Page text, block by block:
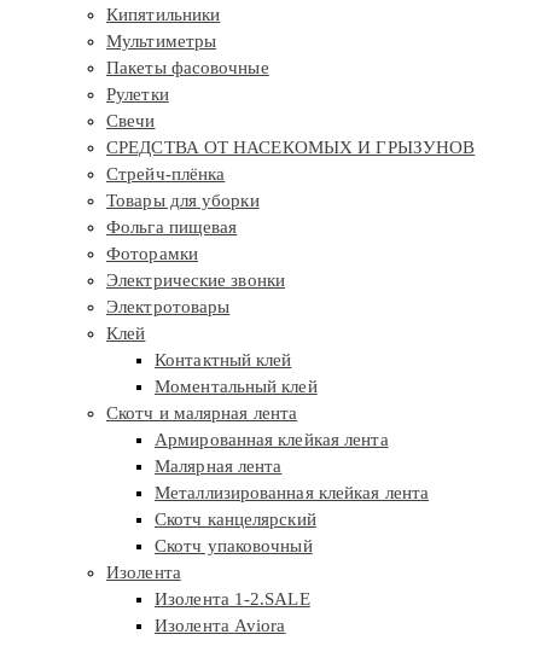
Кипятильники
Мультиметры
Пакеты фасовочные
Рулетки
Свечи
СРЕДСТВА ОТ НАСЕКОМЫХ И ГРЫЗУНОВ
Стрейч-плёнка
Товары для уборки
Фольга пищевая
Фоторамки
Электрические звонки
Электротовары
Клей
Контактный клей
Моментальный клей
Скотч и малярная лента
Армированная клейкая лента
Малярная лента
Металлизированная клейкая лента
Скотч канцелярский
Скотч упаковочный
Изолента
Изолента 1-2.SALE
Изолента Aviora